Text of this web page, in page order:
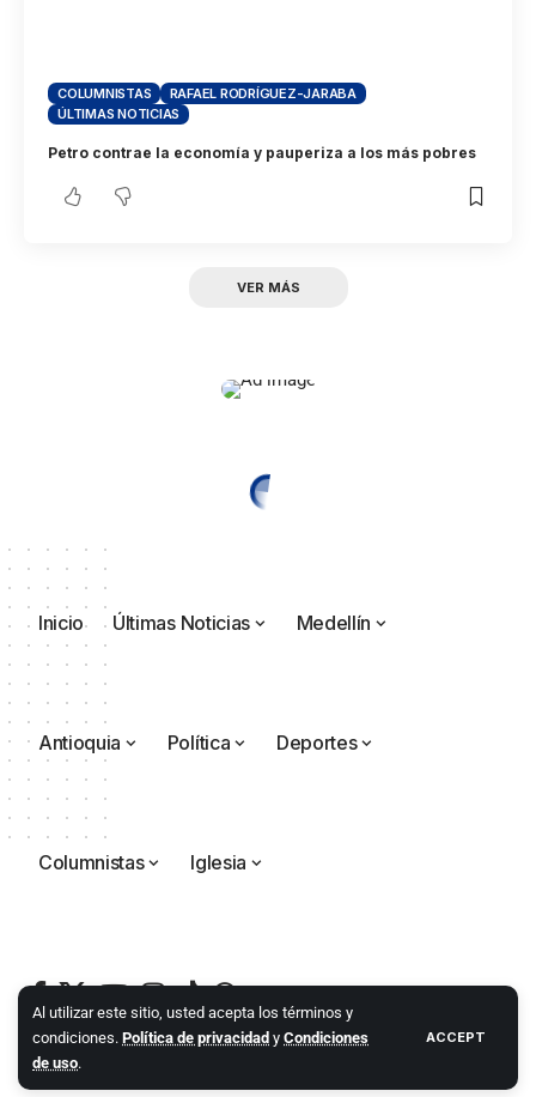
Al utilizar este sitio, usted acepta los términos y
condiciones. Política de privacidad y Condiciones
de uso.
ACCEPT
COLUMNISTAS
RAFAEL RODRÍGUEZ-JARABA
ÚLTIMAS NOTICIAS
Petro contrae la economía y pauperiza a los más pobres
VER MÁS
Inicio Últimas Noticias Medellín
Antioquia Política Deportes
Columnistas Iglesia